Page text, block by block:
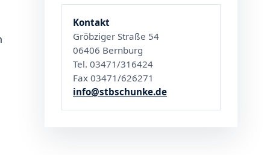
Kontakt
Gröbziger Straße 54
06406 Bernburg
Tel. 03471/316424
Fax 03471/626271
info@stbschunke.de